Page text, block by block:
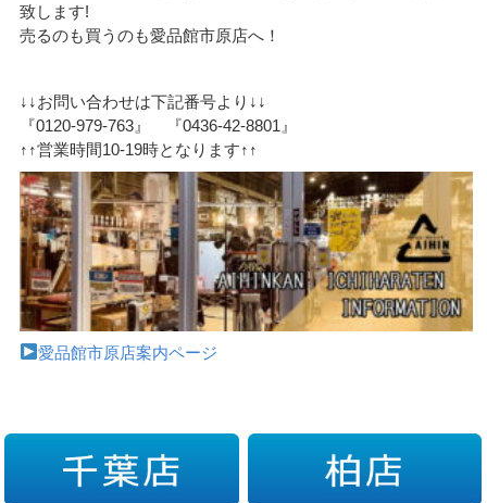
致します!
売るのも買うのも愛品館市原店へ！
↓↓お問い合わせは下記番号より↓↓
『0120-979-763』 『0436-42-8801』
↑↑営業時間10-19時となります↑↑
愛品館市原店案内ページ